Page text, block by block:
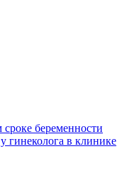
беременности
гинеколога в клинике